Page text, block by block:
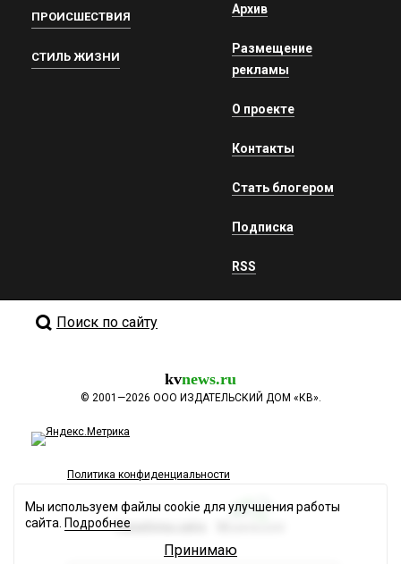
ПРОИСШЕСТВИЯ
СТИЛЬ ЖИЗНИ
Архив
Размещение
рекламы
О проекте
Контакты
Стать блогером
Подписка
RSS
Поиск по сайту
kvnews.ru
© 2001—2026 ООО ИЗДАТЕЛЬСКИЙ ДОМ «КВ».
Политика конфиденциальности
Разработка сайта
Мы используем файлы cookie для улучшения работы
сайта. Подробнее
Принимаю